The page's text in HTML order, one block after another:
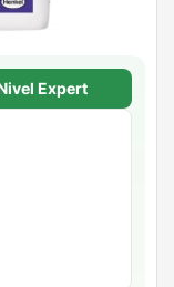
Expert